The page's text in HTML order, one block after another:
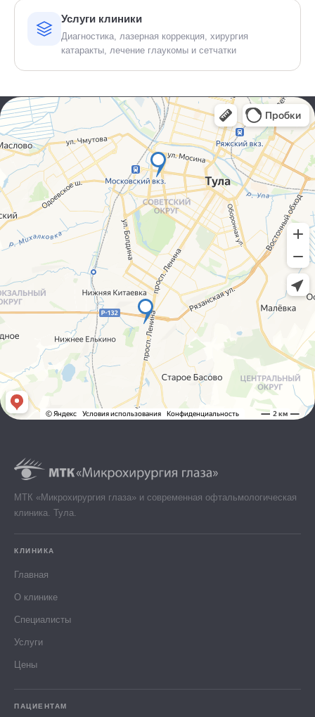
Услуги клиники
Диагностика, лазерная коррекция, хирургия
катаракты, лечение глаукомы и сетчатки
МТК «Микрохирургия глаза» и современная офтальмологическая
клиника. Тула.
КЛИНИКА
Главная
О клинике
Специалисты
Услуги
Цены
ПАЦИЕНТАМ